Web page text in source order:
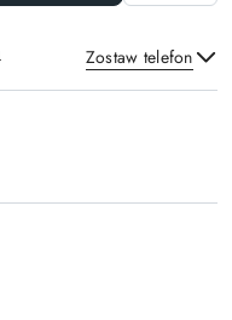
Zostaw telefon